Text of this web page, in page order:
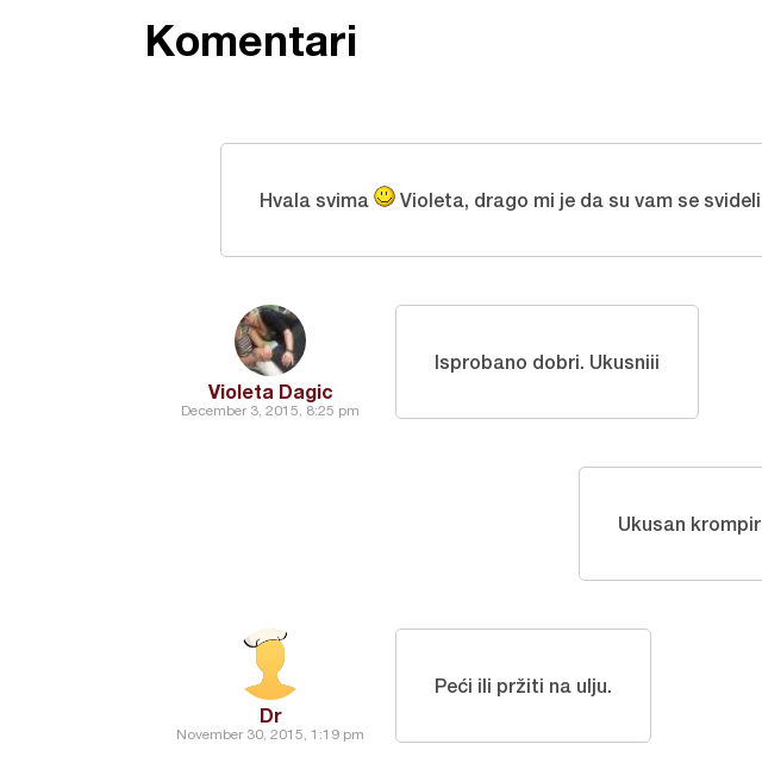
Komentari
Hvala svima Violeta, drago mi je da su vam se svideli
Violeta Dagic
December 3, 2015, 8:25 pm
Isprobano dobri. Ukusniii
Ukusan krompir
Dr
November 30, 2015, 1:19 pm
Peći ili pržiti na ulju.